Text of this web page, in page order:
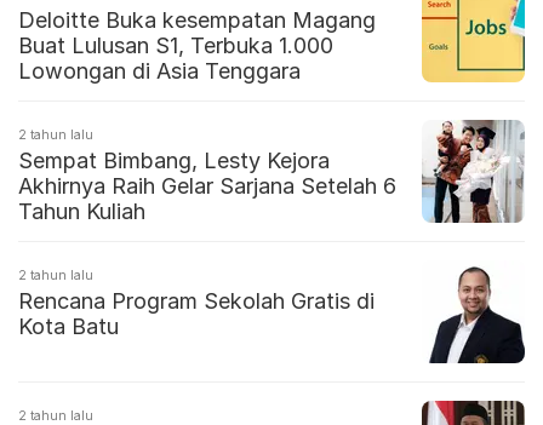
Deloitte Buka kesempatan Magang
Buat Lulusan S1, Terbuka 1.000
Lowongan di Asia Tenggara
2 tahun lalu
Sempat Bimbang, Lesty Kejora
Akhirnya Raih Gelar Sarjana Setelah 6
Tahun Kuliah
2 tahun lalu
Rencana Program Sekolah Gratis di
Kota Batu
2 tahun lalu